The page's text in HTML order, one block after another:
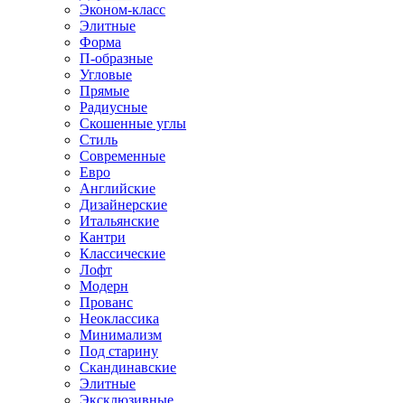
Эконом-класс
Элитные
Форма
П-образные
Угловые
Прямые
Радиусные
Скошенные углы
Стиль
Современные
Евро
Английские
Дизайнерские
Итальянские
Кантри
Классические
Лофт
Модерн
Прованс
Неоклассика
Минимализм
Под старину
Скандинавские
Элитные
Эксклюзивные